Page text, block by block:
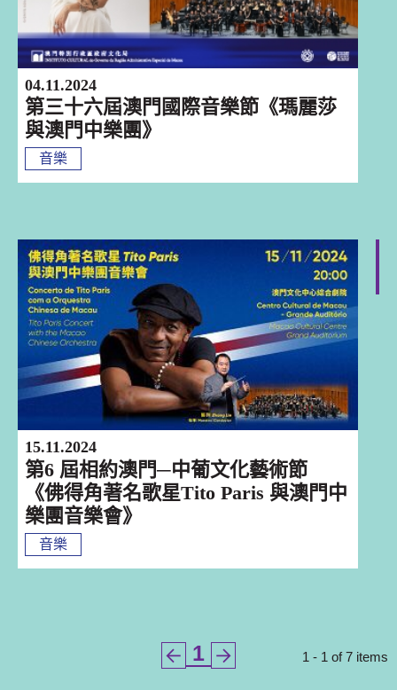
04.11.2024
第三十六屆澳門國際音樂節《瑪麗莎
與澳門中樂團》
音樂
15.11.2024
第6 屆相約澳門─中葡文化藝術節
《佛得角著名歌星Tito Paris 與澳門中
樂團音樂會》
音樂
1 1 - 1 of 7 items